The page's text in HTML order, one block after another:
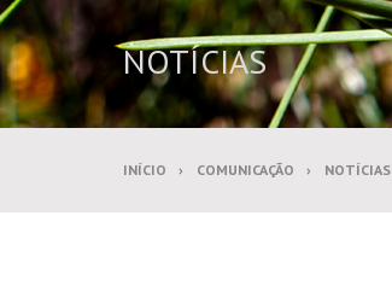
NOTÍCIAS
INÍCIO COMUNICAÇÃO NOTÍCIAS